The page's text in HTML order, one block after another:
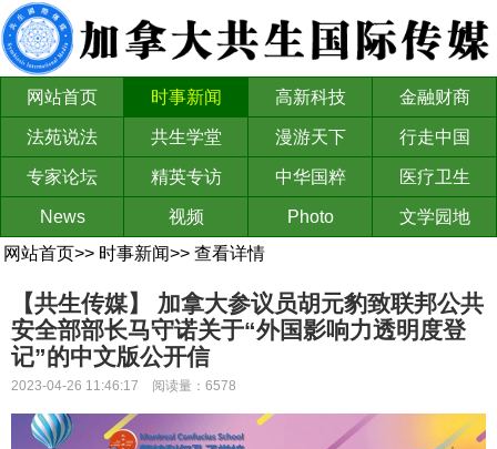
网站首页 时事新闻 高新科技 金融财商
法苑说法 共生学堂 漫游天下 行走中国
专家论坛 精英专访 中华国粹 医疗卫生
News 视频 Photo
文学园地
网站首页>> 时事新闻>> 查看详情
【共生传媒】 ​​​​​​​加拿大参议员胡元豹致联邦公共
安全部部长马守诺关于“外国影响力透明度登
记”的中文版公开信
2023-04-26 11:46:17 阅读量：6578